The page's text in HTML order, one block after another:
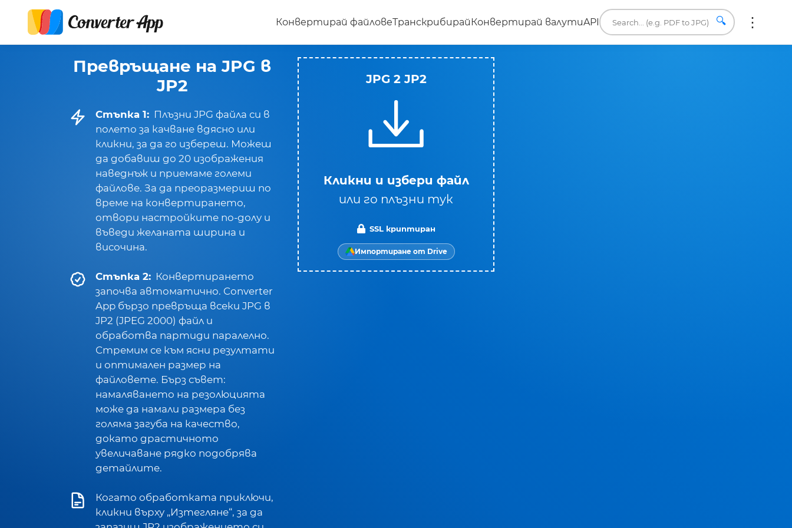
Конвертирай файловеТранскрибирай Конвертирай валутиAPI 🔍
Превръщане на JPG в
JP2
Стъпка 1: Плъзни JPG файла си в
полето за качване вдясно или
кликни, за да го избереш. Можеш
да добавиш до 20 изображения
наведнъж и приемаме големи
файлове. За да преоразмериш по
време на конвертирането,
отвори настройките по-долу и
въведи желаната ширина и
височина.
Стъпка 2: Конвертирането
започва автоматично. Converter
App бързо превръща всеки JPG в
JP2 (JPEG 2000) файл и
обработва партиди паралелно.
Стремим се към ясни резултати
и оптимален размер на
файловете. Бърз съвет:
намаляването на резолюцията
може да намали размера без
голяма загуба на качество,
докато драстичното
увеличаване рядко подобрява
детайлите.
Когато обработката приключи,
кликни върху „Изтегляне“, за да
JPG 2 JP2
Кликни и избери файл
или го плъзни тук
SSL криптиран
Импортиране от Drive